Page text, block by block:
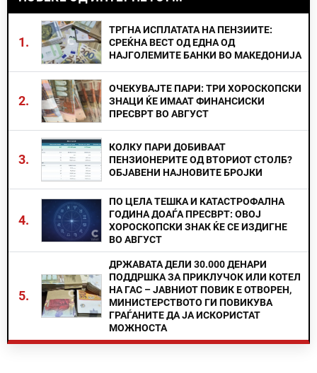
1.
ТРГНА ИСПЛАТАТА НА ПЕНЗИИТЕ:
СРЕЌНА ВЕСТ ОД ЕДНА ОД
НАЈГОЛЕМИТЕ БАНКИ ВО МАКЕДОНИЈА
2.
ОЧЕКУВАЈТЕ ПАРИ: ТРИ ХОРОСКОПСКИ
ЗНАЦИ ЌЕ ИМААТ ФИНАНСИСКИ
ПРЕСВРТ ВО АВГУСТ
3.
КОЛКУ ПАРИ ДОБИВААТ
ПЕНЗИОНЕРИТЕ ОД ВТОРИОТ СТОЛБ?
ОБЈАВЕНИ НАЈНОВИТЕ БРОЈКИ
4.
ПО ЦЕЛА ТЕШКА И КАТАСТРОФАЛНА
ГОДИНА ДОАЃА ПРЕСВРТ: ОВОЈ
ХОРОСКОПСКИ ЗНАК ЌЕ СЕ ИЗДИГНЕ
ВО АВГУСТ
5.
ДРЖАВАТА ДЕЛИ 30.000 ДЕНАРИ
ПОДДРШКА ЗА ПРИКЛУЧОК ИЛИ КОТЕЛ
НА ГАС – ЈАВНИОТ ПОВИК Е ОТВОРЕН,
МИНИСТЕРСТВОТО ГИ ПОВИКУВА
ГРАЃАНИТЕ ДА ЈА ИСКОРИСТАТ
МОЖНОСТА